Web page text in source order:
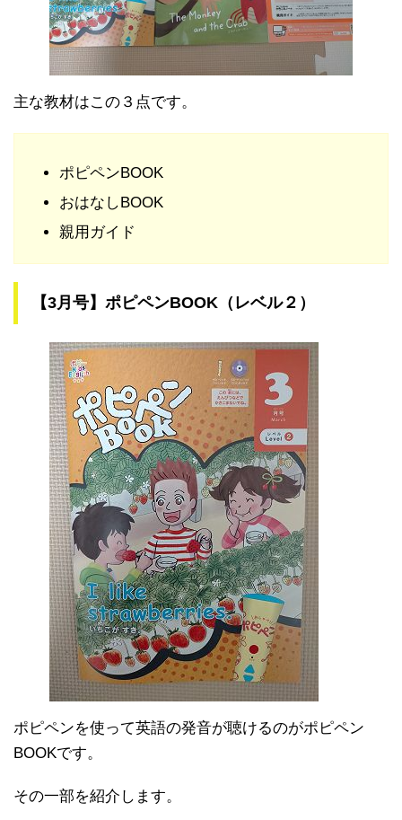
主な教材はこの３点です。
ポピペンBOOK
おはなしBOOK
親用ガイド
【3月号】ポピペンBOOK（レベル２）
ポピペンを使って英語の発音が聴けるのがポピペン
BOOKです。
その一部を紹介します。